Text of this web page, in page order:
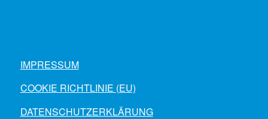
IMPRESSUM
COOKIE RICHTLINIE (EU)
DATENSCHUTZERKLÄRUNG